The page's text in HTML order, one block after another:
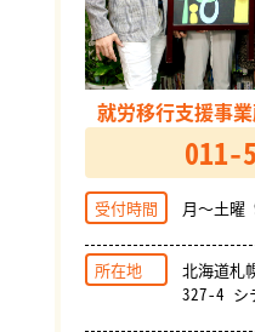
就労移行支援事
011-
受付時間 月～土
所在地
北海道札
327-4 シ